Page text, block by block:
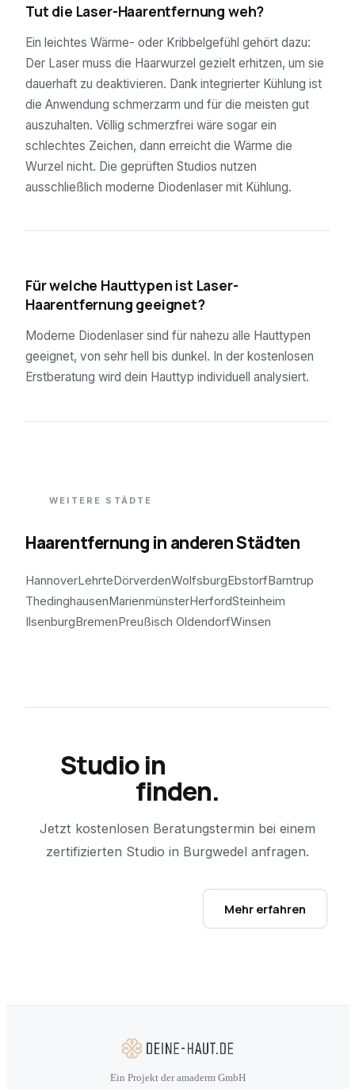
Tut die Laser-Haarentfernung weh?
Ein leichtes Wärme- oder Kribbelgefühl gehört dazu:
Der Laser muss die Haarwurzel gezielt erhitzen, um sie
dauerhaft zu deaktivieren. Dank integrierter Kühlung ist
die Anwendung schmerzarm und für die meisten gut
auszuhalten. Völlig schmerzfrei wäre sogar ein
schlechtes Zeichen, dann erreicht die Wärme die
Wurzel nicht. Die geprüften Studios nutzen
ausschließlich moderne Diodenlaser mit Kühlung.
Für welche Hauttypen ist Laser-
Haarentfernung geeignet?
Moderne Diodenlaser sind für nahezu alle Hauttypen
geeignet, von sehr hell bis dunkel. In der kostenlosen
Erstberatung wird dein Hauttyp individuell analysiert.
WEITERE STÄDTE
Haarentfernung in anderen Städten
HannoverLehrteDörverdenWolfsburgEbstorfBarntrup
ThedinghausenMarienmünsterHerfordSteinheim
IlsenburgBremenPreußisch OldendorfWinsen
Studio in
finden.
Jetzt kostenlosen Beratungstermin bei einem
zertifizierten Studio in Burgwedel anfragen.
Mehr erfahren
Ein Projekt der amaderm GmbH